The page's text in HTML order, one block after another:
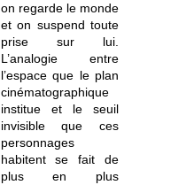
on regarde le monde
et on suspend toute
prise sur lui.
L’analogie entre
l’espace que le plan
cinématographique
institue et le seuil
invisible que ces
personnages
habitent se fait de
plus en plus